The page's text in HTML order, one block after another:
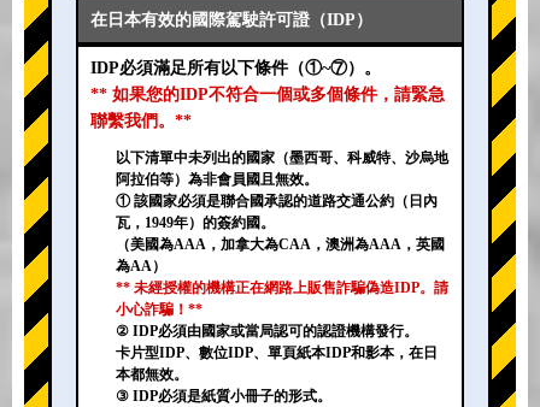
在日本有效的國際駕駛許可證（IDP）
IDP必須滿足所有以下條件（①~⑦）。
** 如果您的IDP不符合一個或多個條件，請緊急
聯繫我們。**
以下清單中未列出的國家（墨西哥、科威特、沙烏地
阿拉伯等）為非會員國且無效。
① 該國家必須是聯合國承認的道路交通公約（日內
瓦，1949年）的簽約國。
（美國為AAA，加拿大為CAA，澳洲為AAA，英國
為AA）
** 未經授權的機構正在網路上販售詐騙偽造IDP。請
小心詐騙！**
② IDP必須由國家或當局認可的認證機構發行。
卡片型IDP、數位IDP、單頁紙本IDP和影本，在日
本都無效。
③ IDP必須是紙質小冊子的形式。